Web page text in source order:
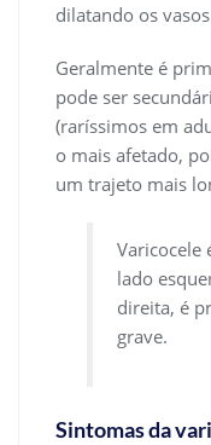
dilatando os
Geralmente é
pode ser
(raríssimos em
o mais afetado,
um trajeto mais
Varicocele
lado
direita, é
grave.
Sintomas da